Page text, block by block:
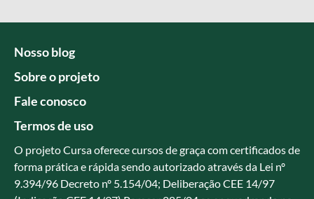
Nosso blog
Sobre o projeto
Fale conosco
Termos de uso
O projeto Cursa oferece cursos de graça com certificados de
forma prática e rápida sendo autorizado através da Lei nº
9.394/96 Decreto nº 5.154/04; Deliberação CEE 14/97